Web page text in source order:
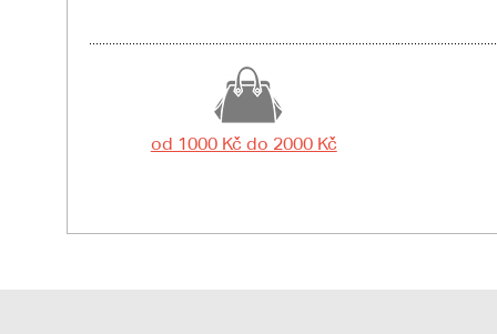
od 1000 Kč do 2000 Kč